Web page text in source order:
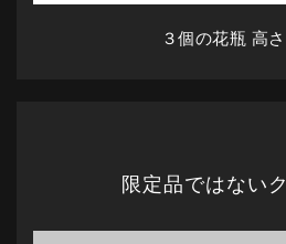
３個の花瓶 高
限定品ではない